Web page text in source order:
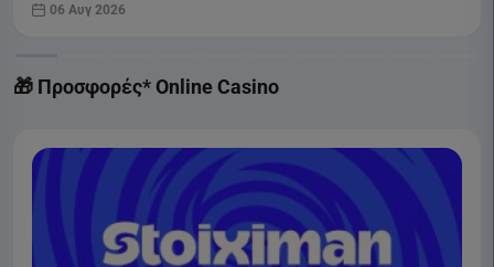
06 Αυγ 2026
🎁 Προσφορές* Online Casino